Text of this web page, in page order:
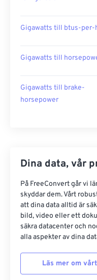
Gigawatts till btus-per-
Gigawatts till
Gigawatts till brake-
horsepower
Dina data, vår
På FreeConvert går vi
skyddar dem. Vårt
att dina data alltid är
bild, video eller ett
säkra datacenter och
alla aspekter av dina
Läs mer om